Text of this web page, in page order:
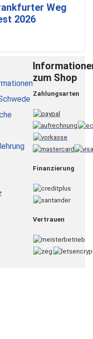
Weg
2026
zum Shop
Zahlungsarten
Finanzierung
Vertrauen